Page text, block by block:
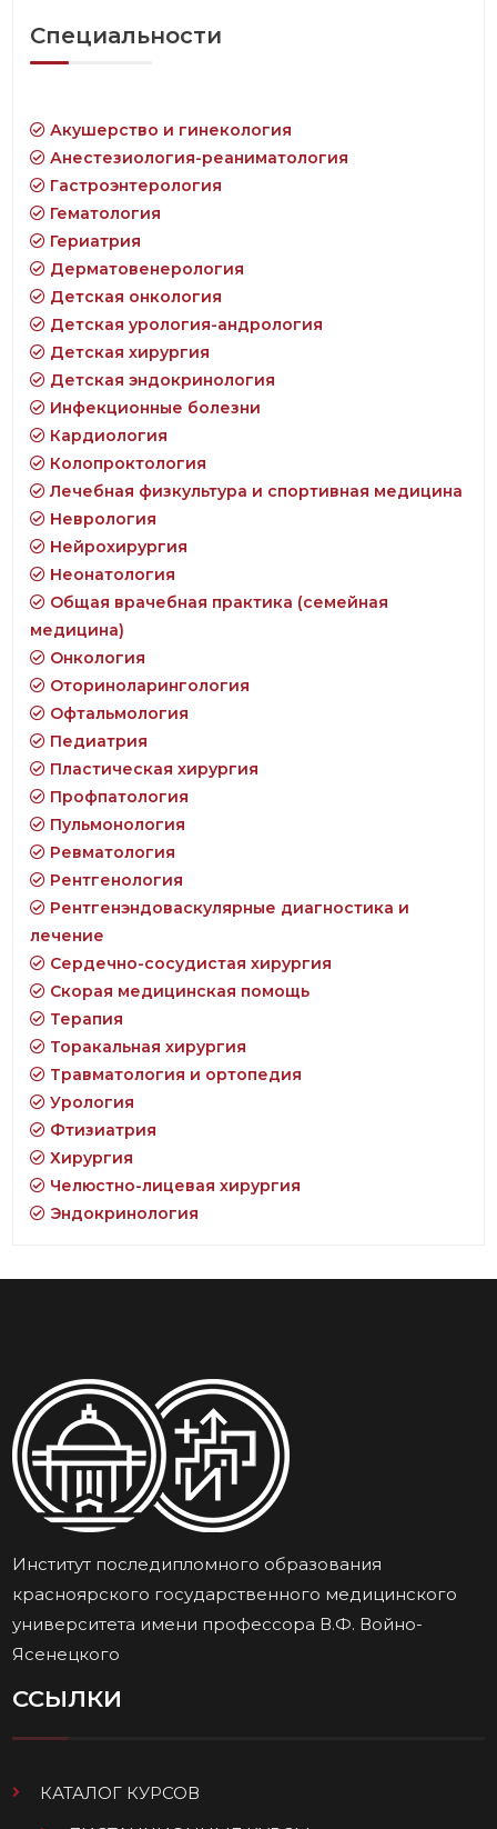
Специальности
Акушерство и гинекология
Анестезиология-реаниматология
Гастроэнтерология
Гематология
Гериатрия
Дерматовенерология
Детская онкология
Детская урология-андрология
Детская хирургия
Детская эндокринология
Инфекционные болезни
Кардиология
Колопроктология
Лечебная физкультура и спортивная медицина
Неврология
Нейрохирургия
Неонатология
Общая врачебная практика (семейная
медицина)
Онкология
Оториноларингология
Офтальмология
Педиатрия
Пластическая хирургия
Профпатология
Пульмонология
Ревматология
Рентгенология
Рентгенэндоваскулярные диагностика и
лечение
Сердечно-сосудистая хирургия
Скорая медицинская помощь
Терапия
Торакальная хирургия
Травматология и ортопедия
Урология
Фтизиатрия
Хирургия
Челюстно-лицевая хирургия
Эндокринология
Институт последипломного образования
красноярского государственного медицинского
университета имени профессора В.Ф. Войно-
Ясенецкого
ССЫЛКИ
КАТАЛОГ КУРСОВ